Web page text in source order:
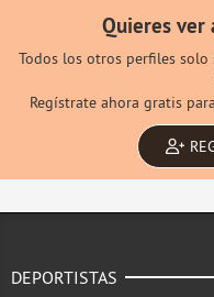
Quieres ver
Todos los otros perfiles
Regístrate ahora gratis
DEPORTISTAS